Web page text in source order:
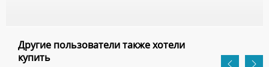
Другие пользователи также хотели
купить